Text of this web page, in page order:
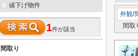
外観/
間取
値下げ物件
1件が該当
間取り